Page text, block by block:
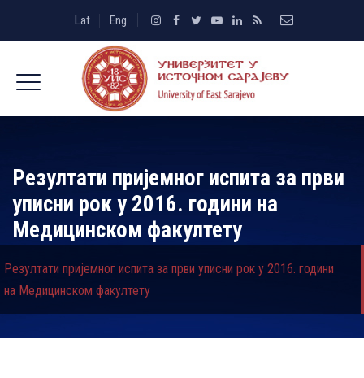
Lat Eng
Резултати пријемног испита за први
уписни рок у 2016. години на
Медицинском факултету
Резултати пријемног испита за први уписни рок у 2016. години
на Медицинском факултету